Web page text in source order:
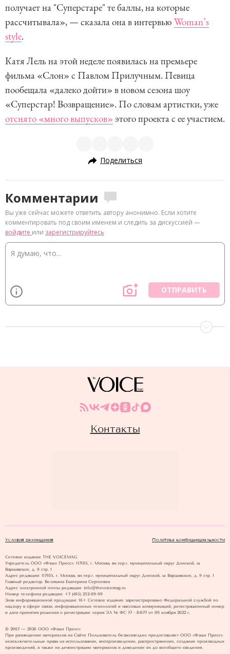
получает на "Суперстаре" те баллы, на которые
рассчитывала», — сказала она в интервью Woman’s
style.
Катя Лель на этой неделе появилась на премьере
фильма «Слон» с Павлом Прилучным. Певица
пообещала «далеко дойти» в новом сезона шоу
«Суперстар! Возвращение». По словам артистки, уже
отснято «много выпусков» этого проекта с ее участием.
Поделиться
Комментарии
Вы уже сейчас можете ответить автору анонимно. Если хотите
комментировать под своим именем и следить за дискуссией —
войдите или зарегистрируйтесь
ОТПРАВИТЬ
Контакты
Условия размещения Политика конфиденциальности
Сетевое издание THE VOICEMAG
Учредитель ООО «Фэшн Пресс»: 117105, г. Москва, вн.тер.г. муниципальный округ Донской, ш
Варшавское, д. 9 стр. 1
Адрес редакции: 117105, г. Москва, вн.тер.г. муниципальный округ Донской, ш Варшавское, д. 9 стр. 1
Главный редактор: Великина Екатерина Сергеевна
Адрес электронной почты редакции: info@thevoicemag.ru
Номер телефона редакции: +7 (495) 252-09-99
Знак информационной продукции: 16+ Cетевое издание зарегистрировано Федеральной службой по
надзору в сфере связи, информационных технологий и массовых коммуникаций, регистрационный номер
и дата принятия решения о регистрации: серия ЭЛ № ФС 77 - 84177 от 09 ноября 2022 г.
© 2007 — 2026 ООО «Фэшн Пресс»
При размещении материалов на Сайте Пользователь безвозмездно предоставляет ООО «Фэшн Пресс»
неисключительные права на использование, воспроизведение, распространение, создание производных
произведений, а также на демонстрацию материалов и доведение их до всеобщего сведения.